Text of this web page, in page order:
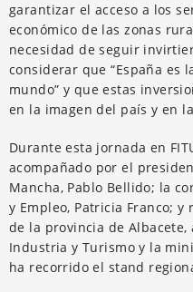
garantizar el acceso a los
económico de las zonas
necesidad de seguir
considerar que “España es
mundo” y que estas
en la imagen del país y en
Durante esta jornada en
acompañado por el
Mancha, Pablo Bellido; la
y Empleo, Patricia Franco;
de la provincia de
Industria y Turismo y la
ha recorrido el stand